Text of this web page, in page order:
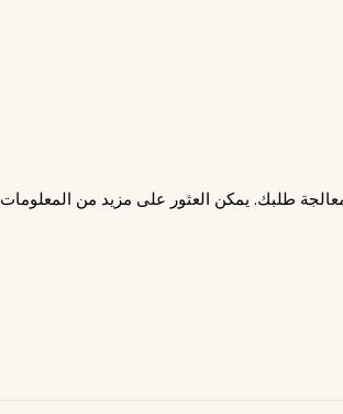
طلبك. يمكن العثور على مزيد من المعلومات